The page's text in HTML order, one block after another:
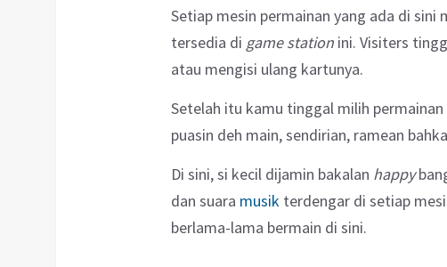
Setiap mesin permainan yang ada di
tersedia di game station ini. Visiters
atau mengisi ulang kartunya.
Setelah itu kamu tinggal milih
puasin deh main, sendirian, ramean
Di sini, si kecil dijamin bakalan happy
dan suara musik terdengar di setiap
berlama-lama bermain di sini.